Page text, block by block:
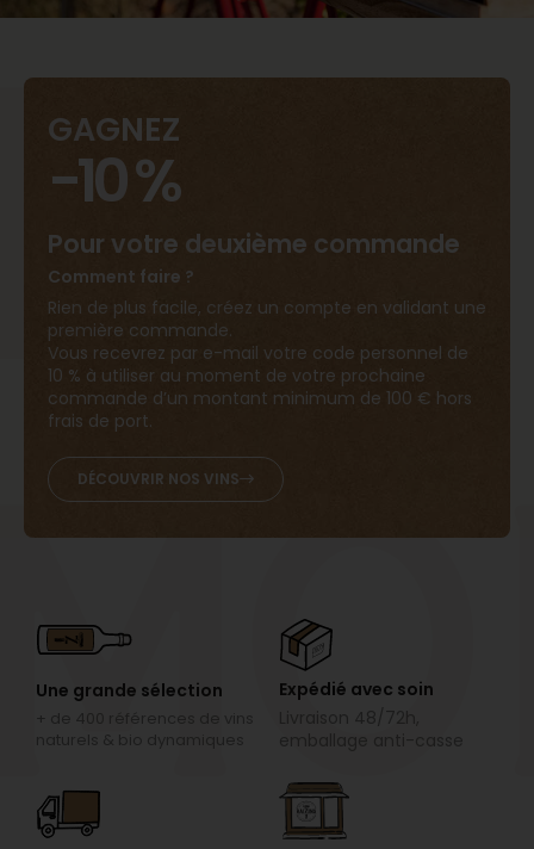
GAGNEZ
-10 %
Pour votre deuxième commande
Comment faire ?
Rien de plus facile, créez un compte en validant une
première commande.
Vous recevrez par e-mail votre code personnel de
10 % à utiliser au moment de votre prochaine
commande d’un montant minimum de 100 € hors
frais de port.
DÉCOUVRIR NOS VINS
Une grande sélection
+ de 400 références de vins
Expédié avec soin
emballage anti-casse